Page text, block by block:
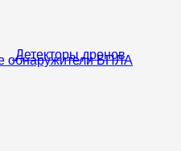
Детекторы дронов
обнаружители БПЛА